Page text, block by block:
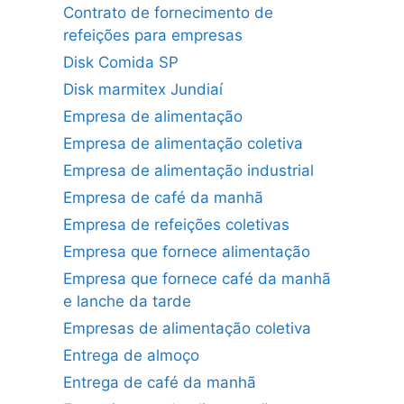
Contrato de fornecimento de
refeições para empresas
Disk Comida SP
Disk marmitex Jundiaí
Empresa de alimentação
Empresa de alimentação coletiva
Empresa de alimentação industrial
Empresa de café da manhã
Empresa de refeições coletivas
Empresa que fornece alimentação
Empresa que fornece café da manhã
e lanche da tarde
Empresas de alimentação coletiva
Entrega de almoço
Entrega de café da manhã